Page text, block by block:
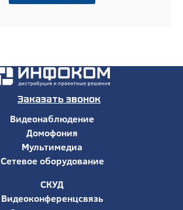
Заказать звонок
Видеонаблюдение
Домофония
Мультимедиа
Сетевое оборудование
СКУД
Видеоконференцсвязь